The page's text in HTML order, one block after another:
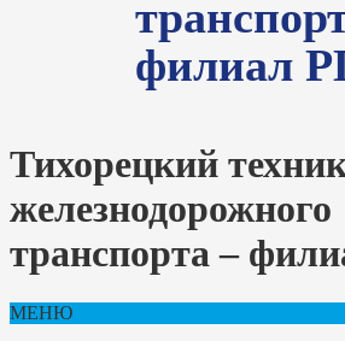
филиал
Тихорецкий
железнодорожного
транспорта –
МЕНЮ